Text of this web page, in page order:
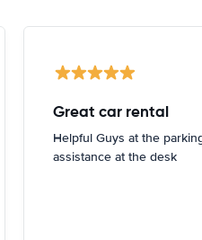
Great car rental
Helpful Guys at the
assistance at the desk